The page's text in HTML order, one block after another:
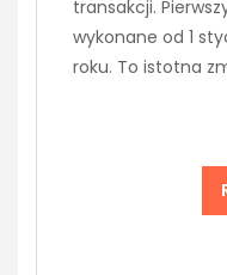
transakcji.
wykonane od 1
roku. To istotna